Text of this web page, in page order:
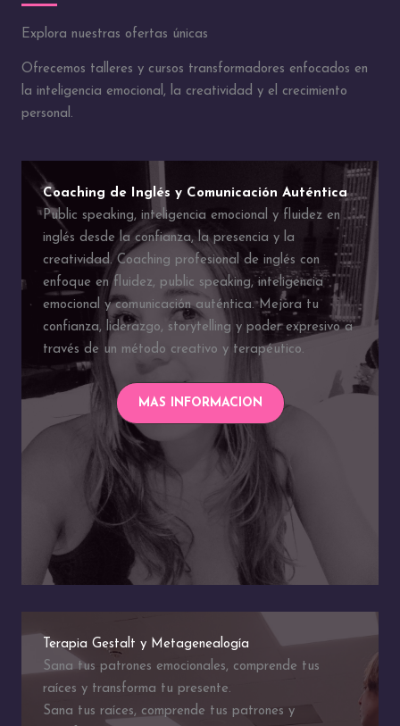
Explora nuestras ofertas únicas
Ofrecemos talleres y cursos transformadores enfocados en
la inteligencia emocional, la creatividad y el crecimiento
personal.
Coaching de Inglés y Comunicación Auténtica
Public speaking, inteligencia emocional y fluidez en
inglés desde la confianza, la presencia y la
creatividad. Coaching profesional de inglés con
enfoque en fluidez, public speaking, inteligencia
emocional y comunicación auténtica. Mejora tu
confianza, liderazgo, storytelling y poder expresivo a
través de un método creativo y terapéutico.
MAS INFORMACION
Terapia Gestalt y Metagenealogía
Sana tus patrones emocionales, comprende tus
raíces y transforma tu presente.
Sana tus raíces, comprende tus patrones y